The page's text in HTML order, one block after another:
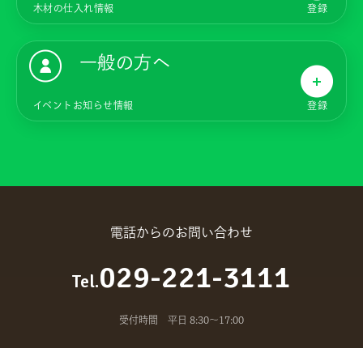
木材の仕入れ情報 登録
一般の方へ
イベントお知らせ情報 登録
電話からのお問い合わせ
Tel.029-221-3111
受付時間 平日 8:30～17:00